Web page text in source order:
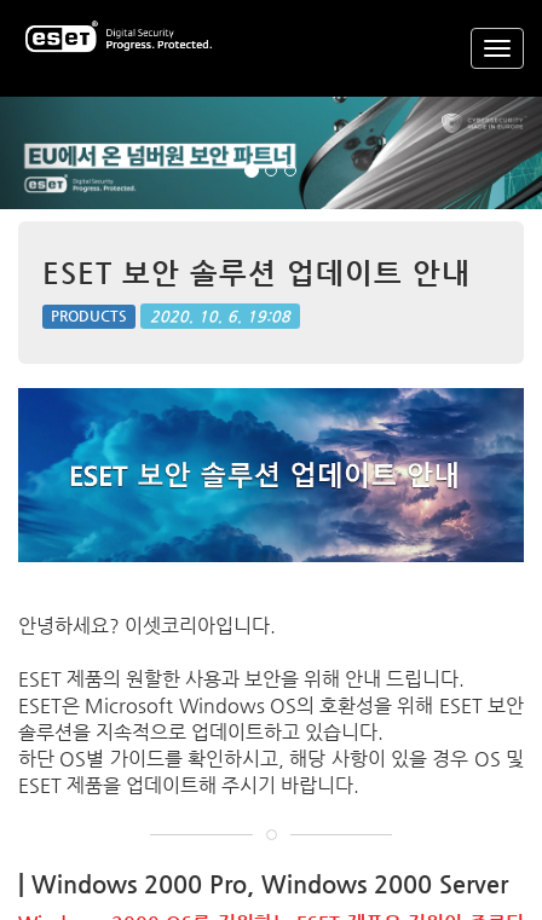
ESET 보안 솔루션 업데이트 안내
PRODUCTS 2020. 10. 6. 19:08
안녕하세요? 이셋코리아입니다.
ESET 제품의 원할한 사용과 보안을 위해 안내 드립니다.
ESET은 Microsoft Windows OS의 호환성을 위해 ESET 보안
솔루션을 지속적으로 업데이트하고 있습니다.
하단 OS별 가이드를 확인하시고, 해당 사항이 있을 경우 OS 및
ESET 제품을 업데이트해 주시기 바랍니다.
| Windows 2000 Pro, Windows 2000 Server